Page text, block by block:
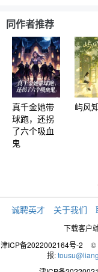
同作者推荐
真千金她带
球跑，还拐
了六个吸血
鬼
屿风
诚聘英才 关于我们
下载客户
津ICP备2022002164号-2
©
报: